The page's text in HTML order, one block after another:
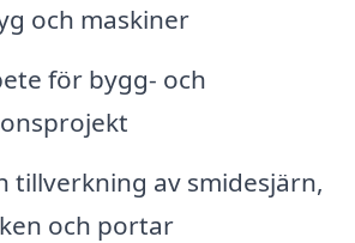
och maskiner
för bygg- och
tillverkning av smidesjärn,
och portar